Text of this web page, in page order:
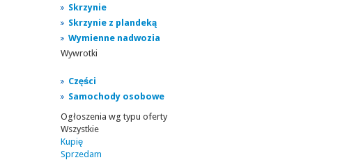
Skrzynie
Skrzynie z plandeką
Wymienne nadwozia
Wywrotki
Części
Samochody osobowe
Ogłoszenia wg typu oferty
Wszystkie
Kupię
Sprzedam